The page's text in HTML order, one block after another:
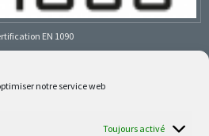
notre service web
Toujours activé
EN 1090